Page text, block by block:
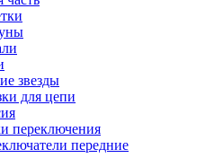
звезды
для цепи
переключения
передние